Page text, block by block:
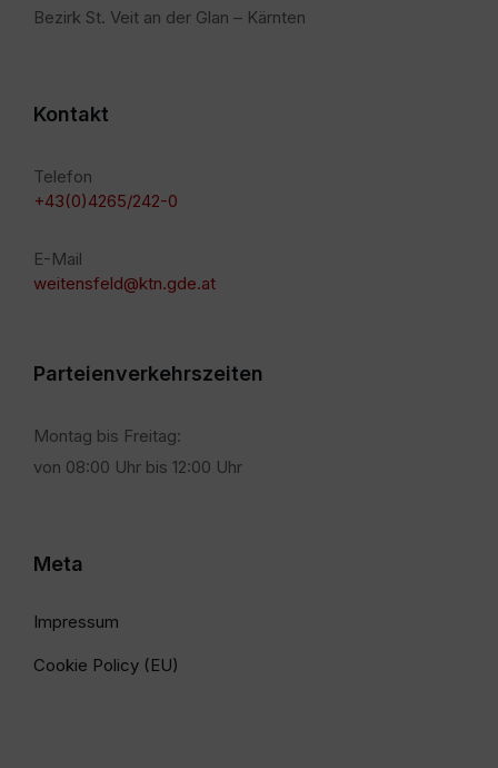
Bezirk St. Veit an der Glan – Kärnten
Kontakt
Telefon
+43(0)4265/242-0
E-Mail
weitensfeld@ktn.gde.at
Parteienverkehrszeiten
Montag bis Freitag:
von 08:00 Uhr bis 12:00 Uhr
Meta
Impressum
Cookie Policy (EU)